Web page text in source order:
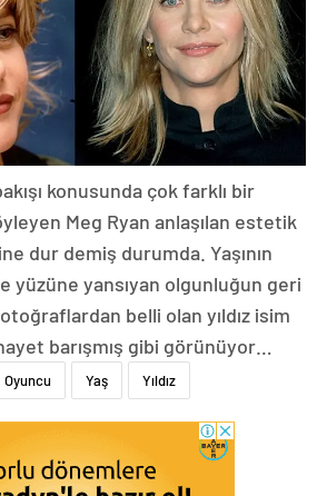
konusunda çok farklı bir
Meg Ryan anlaşılan estetik
dur demiş durumda. Yaşının
yüzüne yansıyan olgunluğun geri
belli olan yıldız isim
barışmış gibi görünüyor…
Oyuncu Yaş Yıldız